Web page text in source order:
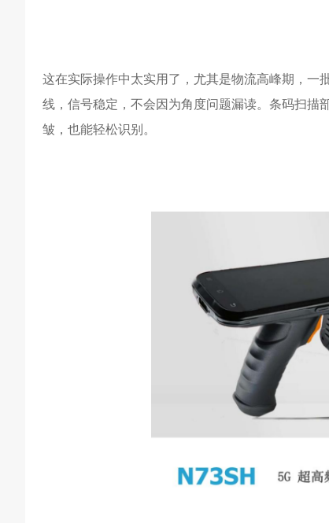
这在实际操作中太实用了，尤其是物流高峰期，一
线，信号稳定，不会因为角度问题漏读。条码扫描
皱，也能轻松识别。